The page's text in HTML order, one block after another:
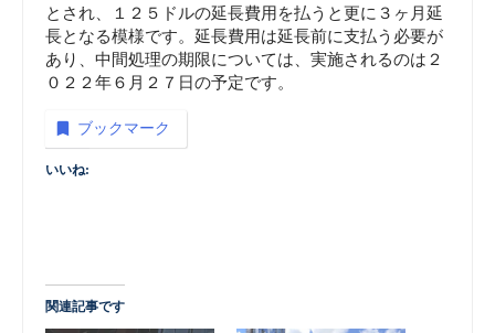
とされ、１２５ドルの延長費用を払うと更に３ヶ月延
長となる模様です。延長費用は延長前に支払う必要が
あり、中間処理の期限については、実施されるのは２
０２２年６月２７日の予定です。
ブックマーク
いいね:
関連記事です